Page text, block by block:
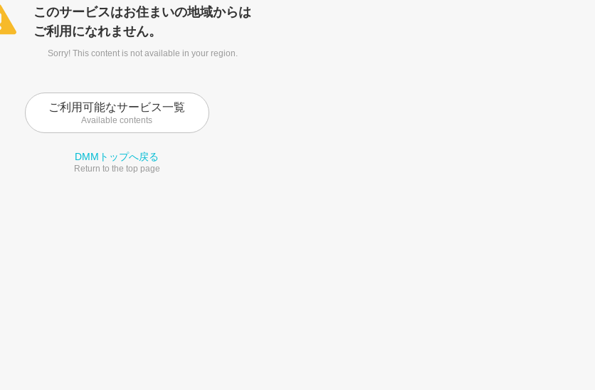
このサービスはお住まいの地域からは
ご利用になれません。
Sorry! This content is not available in your region.
ご利用可能なサービス一覧
Available contents
DMMトップへ戻る
Return to the top page